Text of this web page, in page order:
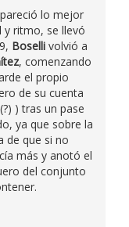
lo mejor
y ritmo, se llevó
Boselli volvió a
, comenzando
el propio
de su cuenta
) tras un pase
ya que sobre la
de que si no
más y anotó el
del conjunto